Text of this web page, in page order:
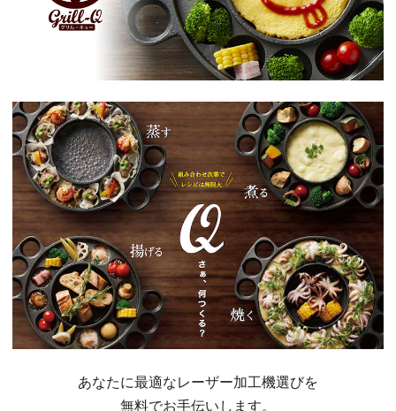
あなたに最適なレーザー加工機選びを
無料でお手伝いします。